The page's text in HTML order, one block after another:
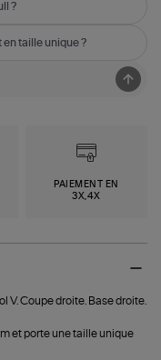
?
taille unique ?
PAIEMENT EN
3X,4X
V. Coupe droite. Base droite.
et porte une taille unique